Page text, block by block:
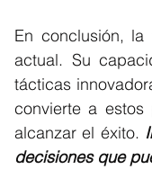
En conclusión,
actual. Su
tácticas
convierte a
alcanzar el éxito.
decisiones que